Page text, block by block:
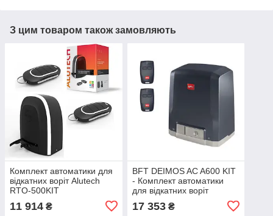
З цим товаром також замовляють
Комплект автоматики для
відкатних воріт Alutech
RTO-500KIT
11 914 ₴
BFT DEIMOS AC A600 KIT
- Комплект автоматики
для відкатних воріт
17 353₴